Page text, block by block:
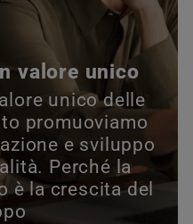
valore unico
unico delle
promuoviamo
e sviluppo
Perché la
è la crescita del